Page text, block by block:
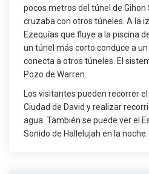
pocos metros del túnel de Gihon
cruzaba con otros túneles. A la
Ezequías que fluye a la piscina
un túnel más corto conduce a
conecta a otros túneles. El
Pozo de Warren.
Los visitantes pueden recorrer
Ciudad de David y realizar
agua. También se puede ver el
Sonido de Hallelujah en la noche.